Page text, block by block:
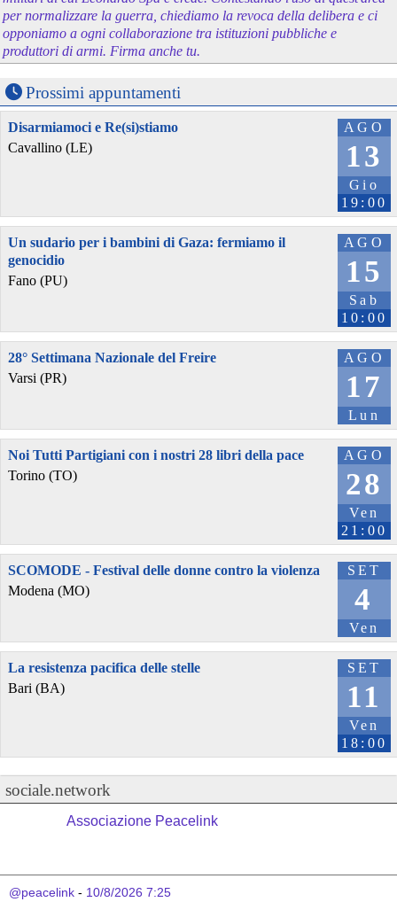
per normalizzare la guerra, chiediamo la revoca della delibera e ci
opponiamo a ogni collaborazione tra istituzioni pubbliche e
produttori di armi. Firma anche tu.
Prossimi appuntamenti
AGO
13
Gio
19:00
Disarmiamoci e Re(si)stiamo
Cavallino (LE)
AGO
15
Sab
10:00
Un sudario per i bambini di Gaza: fermiamo il
genocidio
Fano (PU)
AGO
17
Lun
28° Settimana Nazionale del Freire
Varsi (PR)
AGO
28
Ven
21:00
Noi Tutti Partigiani con i nostri 28 libri della pace
Torino (TO)
SET
4
Ven
SCOMODE - Festival delle donne contro la violenza
Modena (MO)
SET
11
Ven
18:00
La resistenza pacifica delle stelle
Bari (BA)
sociale.network
Associazione Peacelink
@peacelink - 10/8/2026 7:25